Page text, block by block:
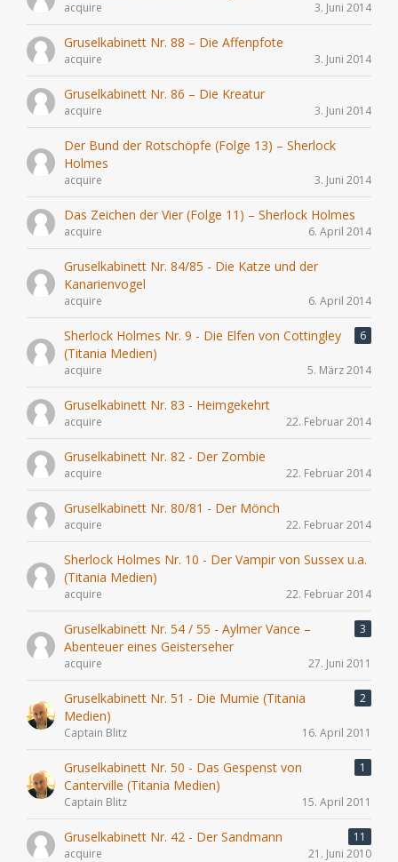
acquire 3. Juni 2014
Gruselkabinett Nr. 88 – Die Affenpfote
acquire 3. Juni 2014
Gruselkabinett Nr. 86 – Die Kreatur
acquire 3. Juni 2014
Der Bund der Rotschöpfe (Folge 13) – Sherlock
Holmes
acquire 3. Juni 2014
Das Zeichen der Vier (Folge 11) – Sherlock Holmes
acquire 6. April 2014
Gruselkabinett Nr. 84/85 - Die Katze und der
Kanarienvogel
acquire 6. April 2014
Sherlock Holmes Nr. 9 - Die Elfen von Cottingley
(Titania Medien)
6
acquire 5. März 2014
Gruselkabinett Nr. 83 - Heimgekehrt
acquire 22. Februar 2014
Gruselkabinett Nr. 82 - Der Zombie
acquire 22. Februar 2014
Gruselkabinett Nr. 80/81 - Der Mönch
acquire 22. Februar 2014
Sherlock Holmes Nr. 10 - Der Vampir von Sussex u.a.
(Titania Medien)
acquire 22. Februar 2014
Gruselkabinett Nr. 54 / 55 - Aylmer Vance –
Abenteuer eines Geisterseher
3
acquire 27. Juni 2011
Gruselkabinett Nr. 51 - Die Mumie (Titania
Medien)
2
Captain Blitz 16. April 2011
Gruselkabinett Nr. 50 - Das Gespenst von
Canterville (Titania Medien)
1
Captain Blitz 15. April 2011
Gruselkabinett Nr. 42 - Der Sandmann
11
acquire
21. Juni 2010